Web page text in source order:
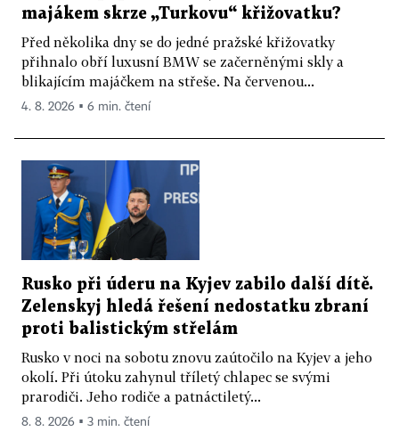
majákem skrze „Turkovu“ křižovatku?
Před několika dny se do jedné pražské křižovatky
přihnalo obří luxusní BMW se začerněnými skly a
blikajícím majáčkem na střeše. Na červenou...
4. 8. 2026 ▪ 6 min. čtení
Rusko při úderu na Kyjev zabilo další dítě.
Zelenskyj hledá řešení nedostatku zbraní
proti balistickým střelám
Rusko v noci na sobotu znovu zaútočilo na Kyjev a jeho
okolí. Při útoku zahynul tříletý chlapec se svými
prarodiči. Jeho rodiče a patnáctiletý...
8. 8. 2026 ▪ 3 min. čtení